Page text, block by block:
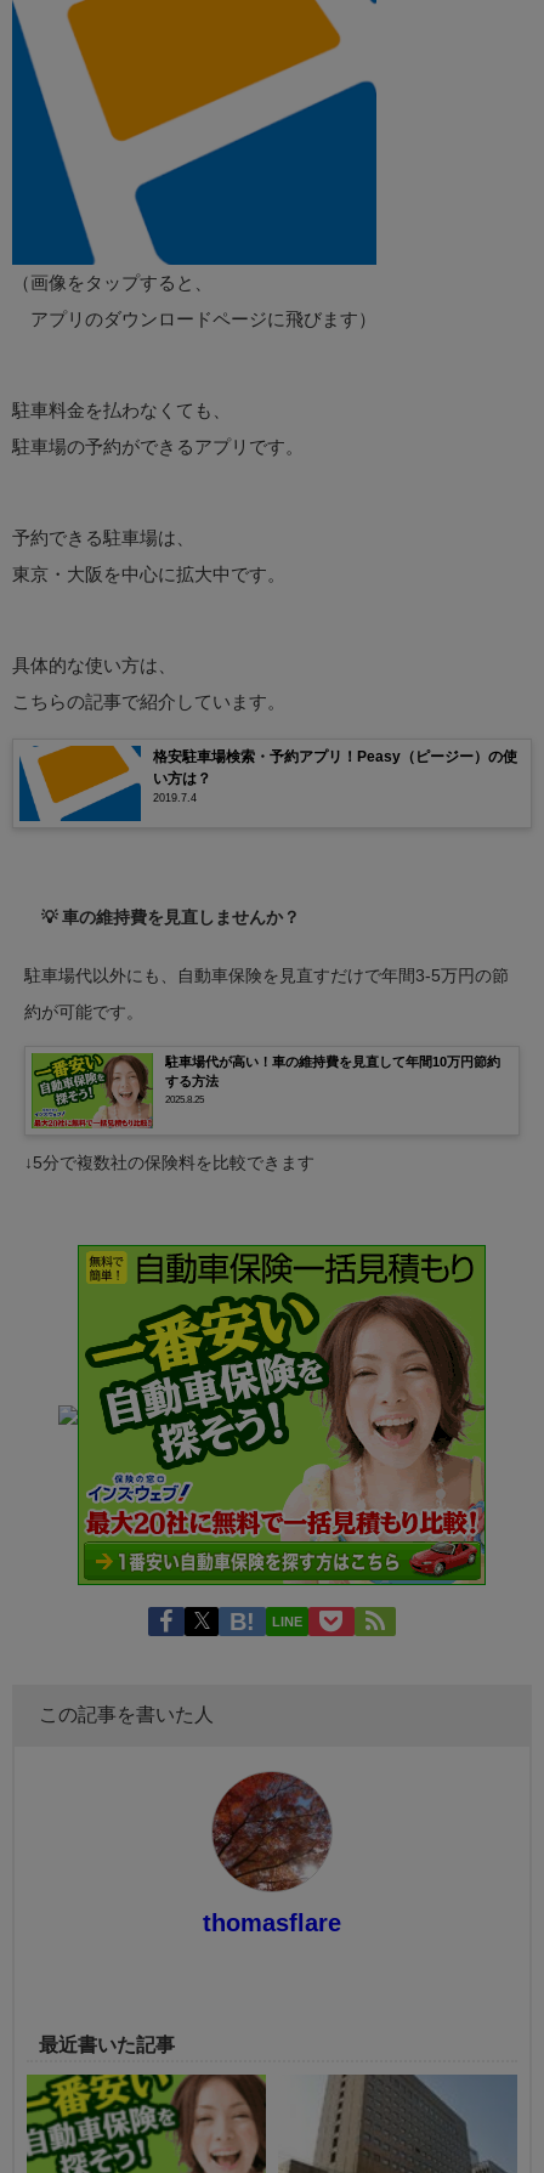
（画像をタップすると、
アプリのダウンロードページに飛びます）
駐車料金を払わなくても、
駐車場の予約ができるアプリです。
予約できる駐車場は、
東京・大阪を中心に拡大中です。
具体的な使い方は、
こちらの記事で紹介しています。
格安駐車場検索・予約アプリ！Peasy（ピージー）の使
い方は？
2019.7.4
💡 車の維持費を見直しませんか？
駐車場代以外にも、自動車保険を見直すだけで年間3-5万円の節
約が可能です。
駐車場代が高い！車の維持費を見直して年間10万円節約
する方法
2025.8.25
↓5分で複数社の保険料を比較できます
LINE
この記事を書いた人
thomasflare
最近書いた記事